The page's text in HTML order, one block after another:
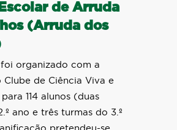
de Arruda
(Arruda dos
organizado com a
de Ciência Viva e
114 alunos (duas
ano e três turmas do 3.º